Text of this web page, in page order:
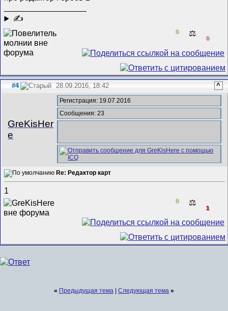
✍
0 ⚖️
0
#4 28.09.2016, 18:42 ^
GreKisHer
e
Регистрация: 19.07.2016
Сообщения: 23
Re: Редактор карт
1
0 ⚖️
1
« Предыдущая тема Следующая тема »